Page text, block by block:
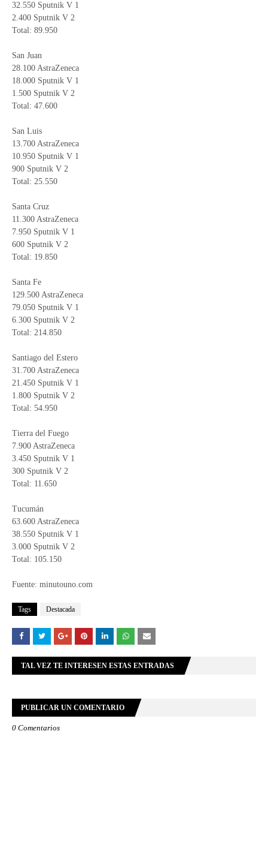
32.550 Sputnik V 1
2.400 Sputnik V 2
Total: 89.950
San Juan
28.100 AstraZeneca
18.000 Sputnik V 1
1.500 Sputnik V 2
Total: 47.600
San Luis
13.700 AstraZeneca
10.950 Sputnik V 1
900 Sputnik V 2
Total: 25.550
Santa Cruz
11.300 AstraZeneca
7.950 Sputnik V 1
600 Sputnik V 2
Total: 19.850
Santa Fe
129.500 AstraZeneca
79.050 Sputnik V 1
6.300 Sputnik V 2
Total: 214.850
Santiago del Estero
31.700 AstraZeneca
21.450 Sputnik V 1
1.800 Sputnik V 2
Total: 54.950
Tierra del Fuego
7.900 AstraZeneca
3.450 Sputnik V 1
300 Sputnik V 2
Total: 11.650
Tucumán
63.600 AstraZeneca
38.550 Sputnik V 1
3.000 Sputnik V 2
Total: 105.150
Fuente: minutouno.com
Tags Destacada
TAL VEZ TE INTERESEN ESTAS ENTRADAS
PUBLICAR UN COMENTARIO
0 Comentarios